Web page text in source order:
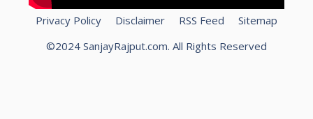
Privacy Policy Disclaimer RSS Feed
Sitemap
©2024 SanjayRajput.com. All Rights Reserved